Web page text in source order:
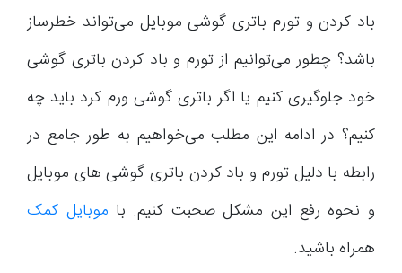
باد کردن و تورم باتری گوشی موبایل می‌تواند خطرساز
باشد؟ چطور می‌توانیم از تورم و باد کردن باتری گوشی
خود جلوگیری کنیم یا اگر باتری گوشی ورم کرد باید چه
کنیم؟ در ادامه این مطلب می‌خواهیم به طور جامع در
رابطه با دلیل تورم و باد کردن باتری گوشی های موبایل
و نحوه رفع این مشکل صحبت کنیم. با موبایل کمک
همراه باشید.